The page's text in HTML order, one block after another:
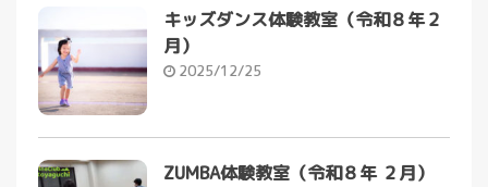
キッズダンス体験教室（令和８年２
月）
2025/12/25
ZUMBA体験教室（令和８年 ２月）